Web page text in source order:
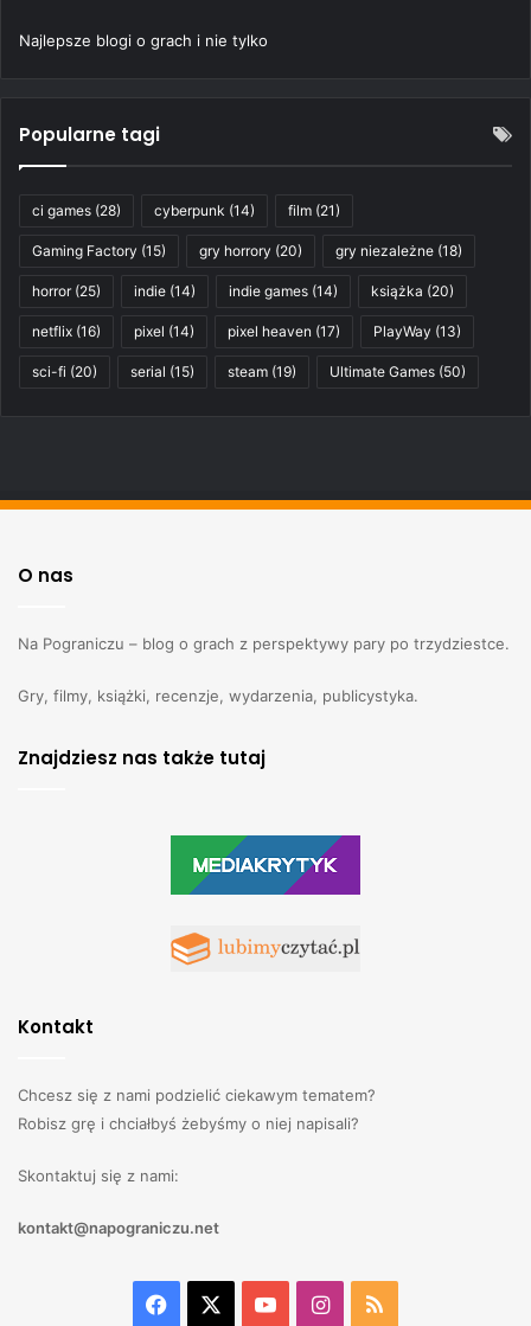
Najlepsze blogi o grach i nie tylko
Popularne tagi
ci games (28) cyberpunk (14) film (21)
Gaming Factory (15) gry horrory (20) gry niezależne (18)
horror(25) indie (14) indie games (14) książka (20)
netflix (16) pixel (14) pixel heaven (17) PlayWay (13)
sci-fi (20) serial (15) steam (19) Ultimate Games (50)
O nas
Na Pograniczu – blog o grach z perspektywy pary po trzydziestce.
Gry, filmy, książki, recenzje, wydarzenia, publicystyka.
Znajdziesz nas także tutaj
Kontakt
Chcesz się z nami podzielić ciekawym tematem?
Robisz grę i chciałbyś żebyśmy o niej napisali?
Skontaktuj się z nami:
kontakt@napograniczu.net
Facebook YouTubeInstagram